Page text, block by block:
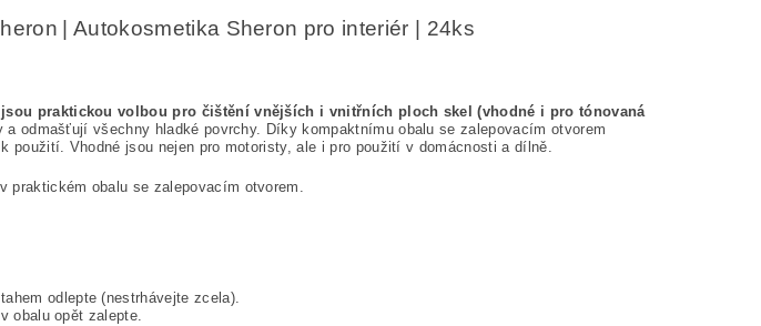
| Autokosmetika Sheron pro interiér | 24ks
praktickou volbou pro čištění vnějších i vnitřních ploch skel (vhodné i pro tónovaná
a odmašťují všechny hladké povrchy. Díky kompaktnímu obalu se zalepovacím otvorem
použití. Vhodné jsou nejen pro motoristy, ale i pro použití v domácnosti a dílně.
praktickém obalu se zalepovacím otvorem.
odlepte (nestrhávejte zcela).
obalu opět zalepte.